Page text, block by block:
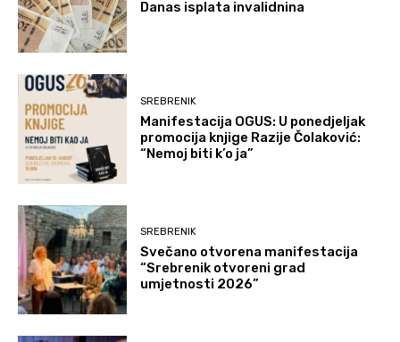
Danas isplata invalidnina
SREBRENIK
Manifestacija OGUS: U ponedjeljak
promocija knjige Razije Čolaković:
“Nemoj biti k’o ja”
SREBRENIK
Svečano otvorena manifestacija
“Srebrenik otvoreni grad
umjetnosti 2026”